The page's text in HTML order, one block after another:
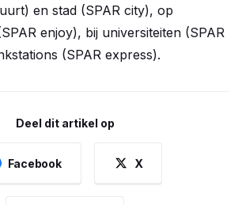
en stad (SPAR city), op
enjoy), bij universiteiten (SPAR
(SPAR express).
Deel dit artikel op
Facebook X